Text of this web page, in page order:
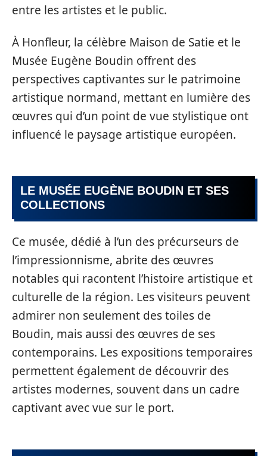
entre les artistes et le public.
À Honfleur, la célèbre Maison de Satie et le
Musée Eugène Boudin offrent des
perspectives captivantes sur le patrimoine
artistique normand, mettant en lumière des
œuvres qui d’un point de vue stylistique ont
influencé le paysage artistique européen.
LE MUSÉE EUGÈNE BOUDIN ET SES
COLLECTIONS
Ce musée, dédié à l’un des précurseurs de
l’impressionnisme, abrite des œuvres
notables qui racontent l’histoire artistique et
culturelle de la région. Les visiteurs peuvent
admirer non seulement des toiles de
Boudin, mais aussi des œuvres de ses
contemporains. Les expositions temporaires
permettent également de découvrir des
artistes modernes, souvent dans un cadre
captivant avec vue sur le port.